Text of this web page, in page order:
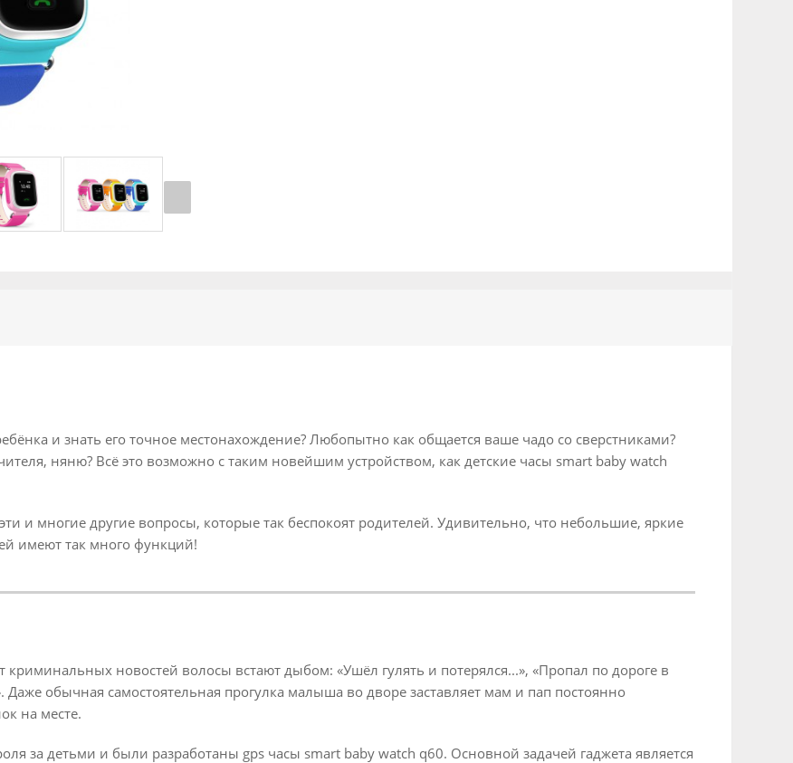
и знать его точное местонахождение? Любопытно как общается ваше чадо со сверстниками?
няню? Всё это возможно с таким новейшим устройством, как детские часы smart baby watch
и многие другие вопросы, которые так беспокоят родителей. Удивительно, что небольшие, яркие
имеют так много функций!
криминальных новостей волосы встают дыбом: «Ушёл гулять и потерялся...», «Пропал по дороге в
обычная самостоятельная прогулка малыша во дворе заставляет мам и пап постоянно
на месте.
за детьми и были разработаны gps часы smart baby watch q60. Основной задачей гаджета является